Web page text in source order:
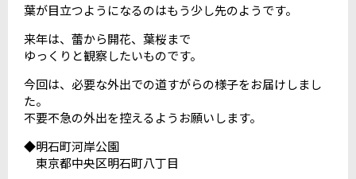
葉が目立つようになるのはもう少し先のようです。
来年は、蕾から開花、葉桜まで
ゆっくりと観察したいものです。
今回は、必要な外出での道すがらの様子をお届けしまし
た。
不要不急の外出を控えるようお願いします。
◆明石町河岸公園
東京都中央区明石町八丁目